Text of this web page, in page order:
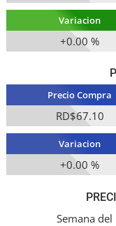
Variacion
+0.00 %
Precio Compra
RD$67.10
Variacion
+0.00 %
Semana del